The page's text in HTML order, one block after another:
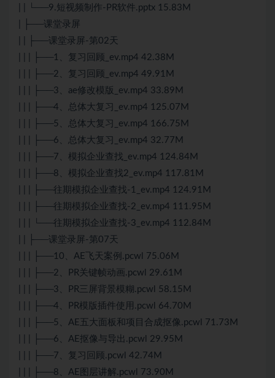
| | └──9.短视频制作-PR软件.pptx 15.83M
| ├──课堂录屏
| | ├──课堂录屏-第02天
| | | ├──1、复习回顾_ev.mp4 42.38M
| | | ├──2、复习回顾_ev.mp4 49.91M
| | | ├──3、ae修改模版_ev.mp4 33.89M
| | | ├──4、总体大复习_ev.mp4 125.07M
| | | ├──5、总体大复习_ev.mp4 166.75M
| | | ├──6、总体大复习_ev.mp4 32.77M
| | | ├──7、模拟企业查找_ev.mp4 124.84M
| | | ├──8、模拟企业查找2_ev.mp4 117.81M
| | | ├──往期模拟企业查找-1_ev.mp4 124.91M
| | | ├──往期模拟企业查找-2_ev.mp4 111.95M
| | | └──往期模拟企业查找-3_ev.mp4 112.84M
| | ├──课堂录屏-第07天
| | | ├──10、AE飞天案例.pcwl 75.06M
| | | ├──2、PR关键帧动画.pcwl 29.61M
| | | ├──3、PR三屏背景模糊.pcwl 58.15M
| | | ├──4、PR模版插件使用.pcwl 64.70M
| | | ├──5、AE五大面板和项目合成抠像.pcwl 71.73M
| | | ├──6、AE抠像与导出.pcwl 29.95M
| | | ├──7、复习回顾.pcwl 42.74M
| | | ├──8、AE图层讲解.pcwl 73.90M